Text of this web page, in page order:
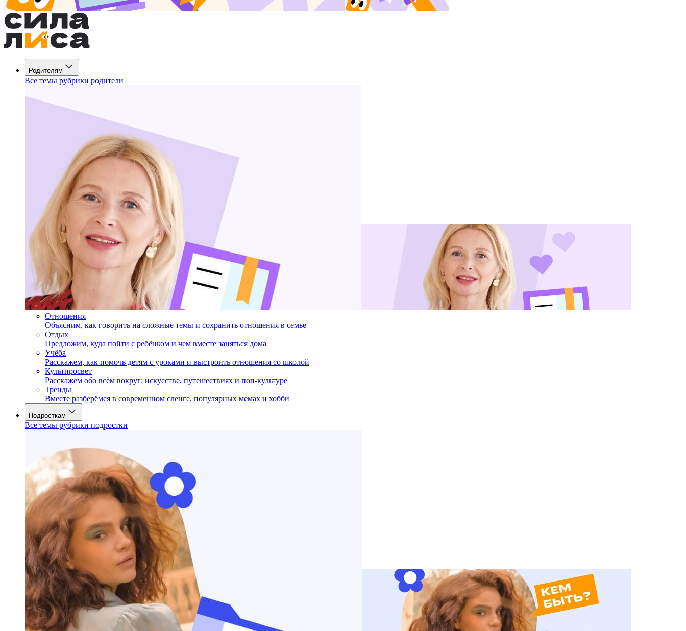
Родителям
Все темы рубрики родители
Отношения
Объясним, как говорить на сложные темы и сохранить отношения в семье
Отдых
Предложим, куда пойти с ребёнком и чем вместе заняться дома
Учёба
Расскажем, как помочь детям с уроками и выстроить отношения со школой
Культпросвет
Расскажем обо всём вокруг: искусстве, путешествиях и поп-культуре
Тренды
Вместе разберёмся в современном сленге, популярных мемах и хобби
Подросткам
Все темы рубрики подростки